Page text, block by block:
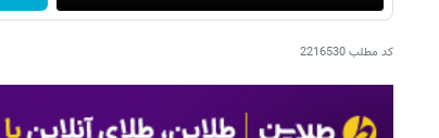
کد مطلب2216530